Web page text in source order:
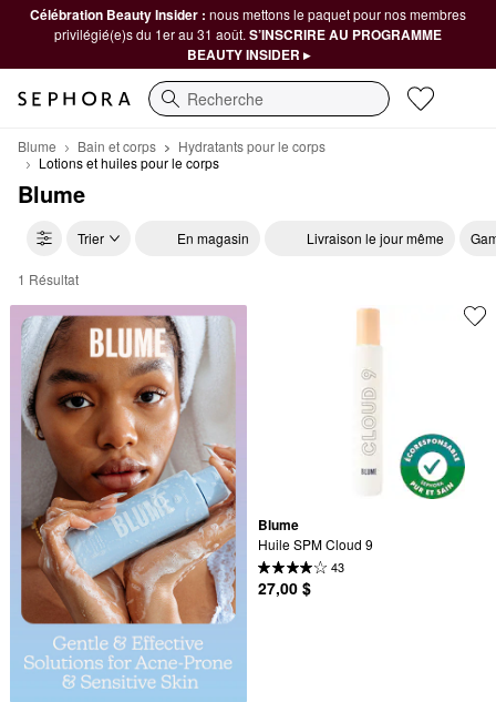
Célébration Beauty Insider : nous mettons le paquet pour nos membres
privilégié(e)s du 1er au 31 août. S’INSCRIRE AU PROGRAMME
BEAUTY INSIDER ▸
Recherche
Blume Bain et corps
Hydratants pour le corps
Lotions et huiles pour le corps
Blume
Trier En magasin Livraison le jour même
Blume Lotions et huiles pour le corps
1 Résultat
Blume
Huile SPM Cloud 9
43
27,00 $